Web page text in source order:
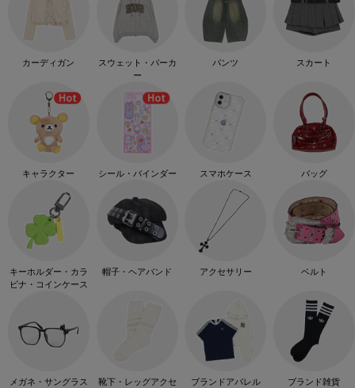
カーディガン
スウェット・パーカ
ー
パンツ スカート
キャラクター シール・バインダー スマホケース バッグ
キーホルダー・カラ
ビナ・コインケース
帽子・ヘアバンド アクセサリー ベルト
メガネ・サングラス 靴下・レッグアクセ ブランドアパレル ブランド雑貨